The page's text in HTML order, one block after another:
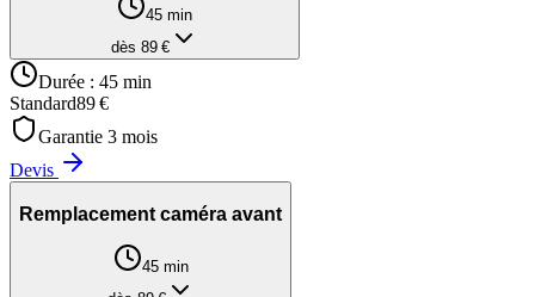
45 min
dès 89 €
Durée : 45 min
Standard89€
Garantie 3 mois
Devis
Remplacement caméra avant
45 min